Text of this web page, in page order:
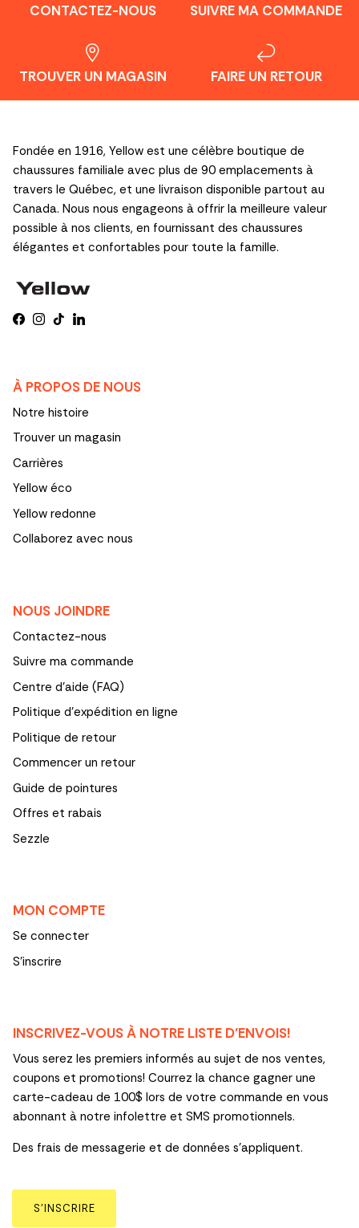
CONTACTEZ-NOUS SUIVRE MA COMMANDE
TROUVER UN MAGASIN FAIRE UN RETOUR
Fondée en 1916, Yellow est une célèbre boutique de
chaussures familiale avec plus de 90 emplacements à
travers le Québec, et une livraison disponible partout au
Canada. Nous nous engageons à offrir la meilleure valeur
possible à nos clients, en fournissant des chaussures
élégantes et confortables pour toute la famille.
Facebook
Instagram
TikTokLinkedIn
À PROPOS DE NOUS
Notre histoire
Trouver un magasin
Carrières
Yellow éco
Yellow redonne
Collaborez avec nous
NOUS JOINDRE
Contactez-nous
Suivre ma commande
Centre d'aide (FAQ)
Politique d’expédition en ligne
Politique de retour
Commencer un retour
Guide de pointures
Offres et rabais
Sezzle
MON COMPTE
Se connecter
S'inscrire
INSCRIVEZ-VOUS À NOTRE LISTE D’ENVOIS!
Vous serez les premiers informés au sujet de nos ventes,
coupons et promotions! Courrez la chance gagner une
carte-cadeau de 100$ lors de votre commande en vous
abonnant à notre infolettre et SMS promotionnels.
Des frais de messagerie et de données s’appliquent.
S’INSCRIRE